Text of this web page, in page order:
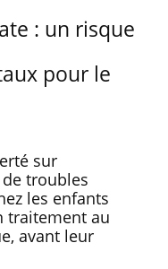
: un risque
pour le
sur
troubles
les enfants
traitement au
avant leur